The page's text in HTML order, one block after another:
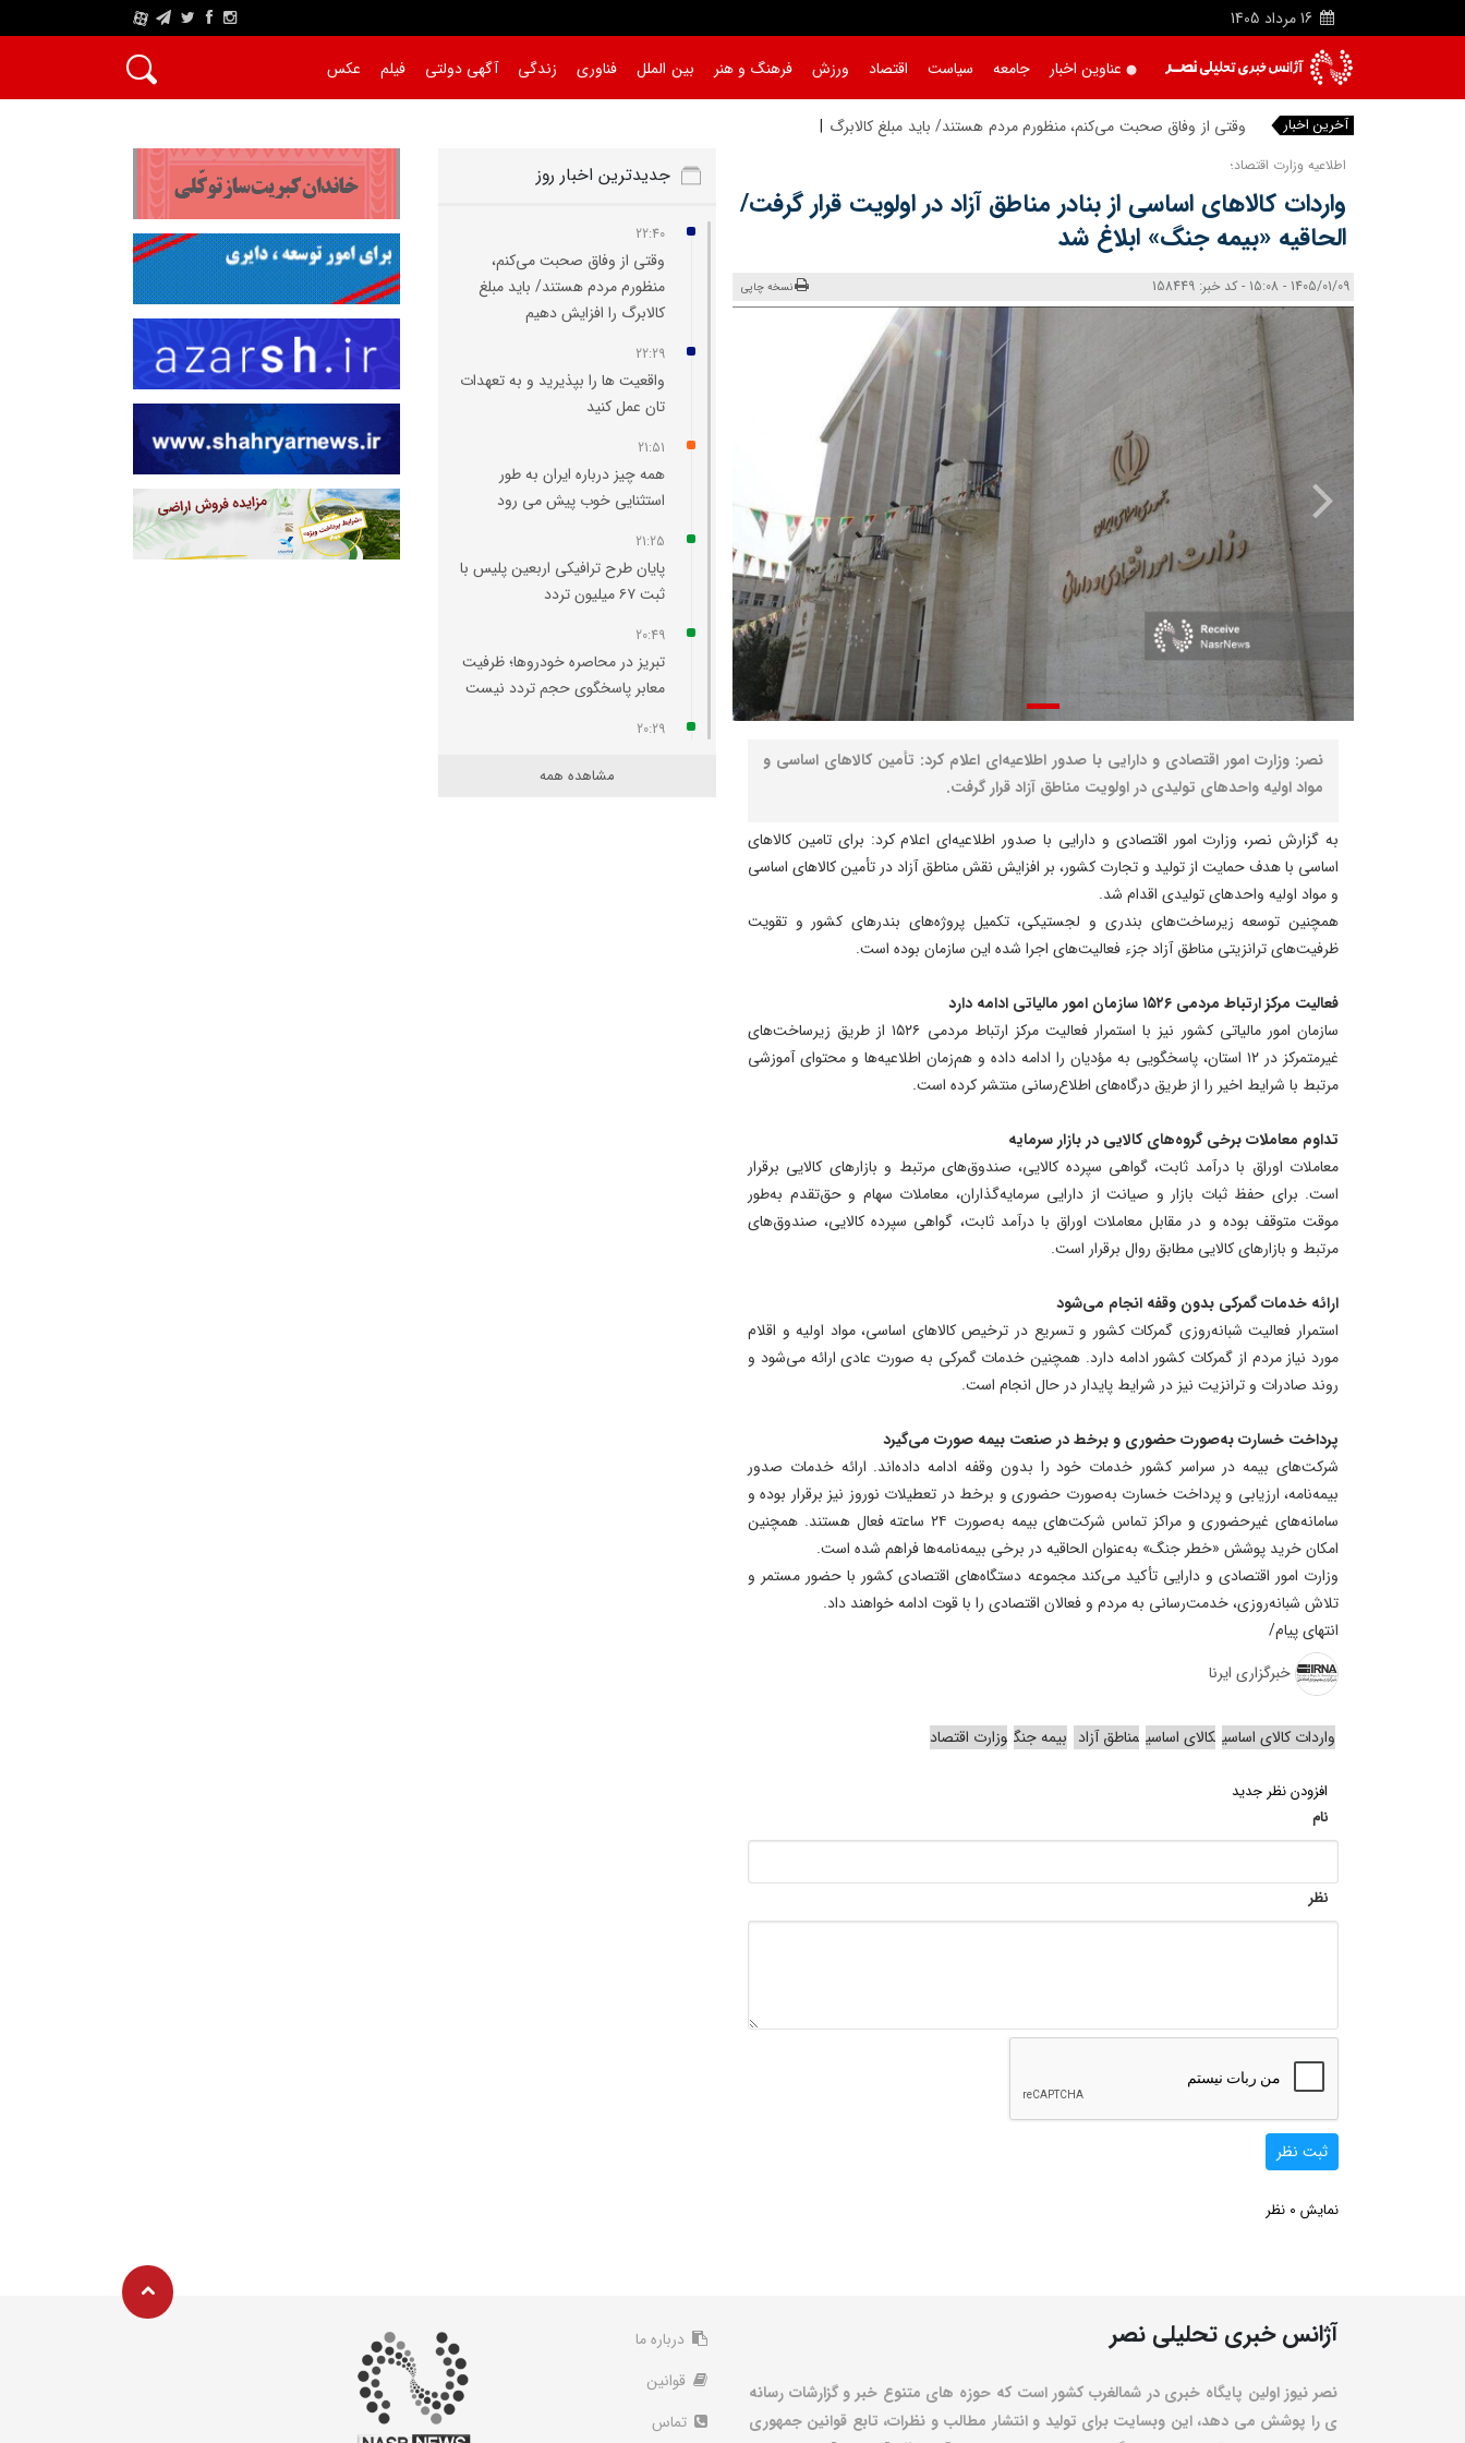
16 مرداد 1405
A
عناوین اخبار جامعه سیاست اقتصاد ورزش فرهنگ و هنر بین الملل فناوری زندگی آگهی دولتی فیلم عکس
آخرین اخبار وقتی از وفاق صحبت می‌کنم، منظورم مردم هستند/ باید مبلغ کالابرگ را افزایش
اطلاعیه وزارت اقتصاد؛
واردات کالاهای اساسی از بنادر مناطق آزاد در اولویت قرار گرفت/
الحاقیه «بیمه جنگ» ابلاغ شد
1405/01/09 - 15:08 - کد خبر: 158449 نسخه چاپی
نصر: وزارت امور اقتصادی و دارایی با صدور اطلاعیه‌ای اعلام کرد: تأمین کالاهای اساسی و
مواد اولیه واحدهای تولیدی در اولویت مناطق آزاد قرار گرفت.
به گزارش نصر، وزارت امور اقتصادی و دارایی با صدور اطلاعیه‌ای اعلام کرد: برای تامین کالاهای
اساسی با هدف حمایت از تولید و تجارت کشور، بر افزایش نقش مناطق آزاد در تأمین کالاهای اساسی
و مواد اولیه واحدهای تولیدی اقدام شد.
همچنین توسعه زیرساخت‌های بندری و لجستیکی، تکمیل پروژه‌های بندرهای کشور و تقویت
ظرفیت‌های ترانزیتی مناطق آزاد جزء فعالیت‌های اجرا شده این سازمان بوده است.
فعالیت مرکز ارتباط مردمی ۱۵۲۶ سازمان امور مالیاتی ادامه دارد
سازمان امور مالیاتی کشور نیز با استمرار فعالیت مرکز ارتباط مردمی ۱۵۲۶ از طریق زیرساخت‌های
غیرمتمرکز در ۱۲ استان، پاسخگویی به مؤدیان را ادامه داده و هم‌زمان اطلاعیه‌ها و محتوای آموزشی
مرتبط با شرایط اخیر را از طریق درگاه‌های اطلاع‌رسانی منتشر کرده است.
تداوم معاملات برخی گروه‌های کالایی در بازار سرمایه
معاملات اوراق با درآمد ثابت، گواهی سپرده کالایی، صندوق‌های مرتبط و بازارهای کالایی برقرار
است. برای حفظ ثبات بازار و صیانت از دارایی سرمایه‌گذاران، معاملات سهام و حق‌تقدم به‌طور
موقت متوقف بوده و در مقابل معاملات اوراق با درآمد ثابت، گواهی سپرده کالایی، صندوق‌های
مرتبط و بازارهای کالایی مطابق روال برقرار است.
ارائه خدمات گمرکی بدون وقفه انجام می‌شود
استمرار فعالیت شبانه‌روزی گمرکات کشور و تسریع در ترخیص کالاهای اساسی، مواد اولیه و اقلام
مورد نیاز مردم از گمرکات کشور ادامه دارد. همچنین خدمات گمرکی به صورت عادی ارائه می‌شود و
روند صادرات و ترانزیت نیز در شرایط پایدار در حال انجام است.
پرداخت خسارت به‌صورت حضوری و برخط در صنعت بیمه صورت می‌گیرد
شرکت‌های بیمه در سراسر کشور خدمات خود را بدون وقفه ادامه داده‌اند. ارائه خدمات صدور
بیمه‌نامه، ارزیابی و پرداخت خسارت به‌صورت حضوری و برخط در تعطیلات نوروز نیز برقرار بوده و
سامانه‌های غیرحضوری و مراکز تماس شرکت‌های بیمه به‌صورت ۲۴ ساعته فعال هستند. همچنین
امکان خرید پوشش «خطر جنگ» به‌عنوان الحاقیه در برخی بیمه‌نامه‌ها فراهم شده است.
وزارت امور اقتصادی و دارایی تأکید می‌کند مجموعه دستگاه‌های اقتصادی کشور با حضور مستمر و
تلاش شبانه‌روزی، خدمت‌رسانی به مردم و فعالان اقتصادی را با قوت ادامه خواهند داد.
انتهای پیام/
خبرگزاری ایرنا
واردات کالای اساسی کالای اساسی مناطق آزاد بیمه جنگ وزارت اقتصاد
افزودن نظر جدید
نام
نظر
ثبت نظر
نمایش 0 نظر
جدیدترین اخبار روز
22:40
وقتی از وفاق صحبت می‌کنم،
منظورم مردم هستند/ باید مبلغ
کالابرگ را افزایش دهیم
22:29
واقعیت‌ ها را بپذیرید و به تعهدات‌
تان عمل کنید
21:51
همه چیز درباره ایران به طور
استثنایی خوب پیش می‌ رود
21:25
پایان طرح ترافیکی اربعین پلیس با
ثبت ۶۷ میلیون تردد
20:49
تبریز در محاصره خودروها؛ ظرفیت
معابر پاسخگوی حجم تردد نیست
20:29
محله لک‌ لکلر تبریز مهار شد
مشاهده همه
آژانس خبری تحلیلی نصر
نصر نیوز اولین پایگاه خبری در شمالغرب کشور است که حوزه های متنوع خبر و گزارشات رسانه
ی را پوشش می دهد، این وبسایت برای تولید و انتشار مطالب و نظرات، تابع قوانین جمهوری
درباره ما
قوانین
تماس